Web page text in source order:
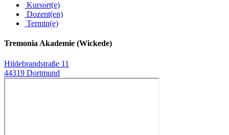
Kursort(e)
Dozent(en)
Termin(e)
Tremonia Akademie (Wickede)
Hildebrandstraße 11
44319 Dortmund